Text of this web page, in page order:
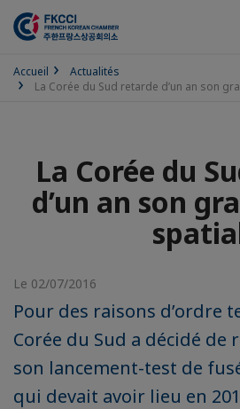
Accueil
Actualités
La Corée du Sud retarde d’un an son
La Corée du
d’un an son
Le 02/07/2016
Pour des raisons d’ordre
Corée du Sud a décidé de
son lancement-test de
qui devait avoir lieu en